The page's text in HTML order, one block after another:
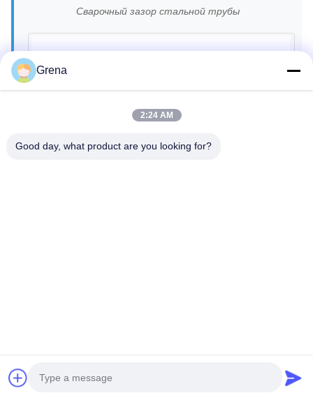
Сварочный зазор стальной трубы
Бирки: 3d X Ray Inspection System
Grena
2:24 AM
Good day, what product are you looking for?